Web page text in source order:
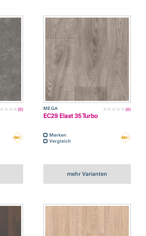
(0) MEGA (0)
EC29 Elast 35 Turbo
Merken
Vergleich
mehr Varianten